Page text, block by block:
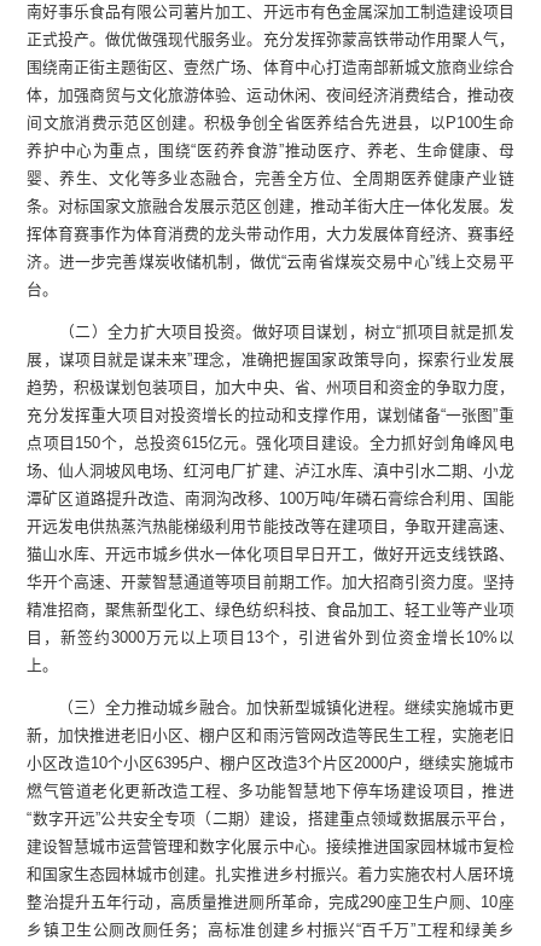
南好事乐食品有限公司薯片加工、开远市有色金属深加工制造建设项目
正式投产。做优做强现代服务业。充分发挥弥蒙高铁带动作用聚人气，
围绕南正街主题街区、壹然广场、体育中心打造南部新城文旅商业综合
体，加强商贸与文化旅游体验、运动休闲、夜间经济消费结合，推动夜
间文旅消费示范区创建。积极争创全省医养结合先进县，以P100生命
养护中心为重点，围绕“医药养食游”推动医疗、养老、生命健康、母
婴、养生、文化等多业态融合，完善全方位、全周期医养健康产业链
条。对标国家文旅融合发展示范区创建，推动羊街大庄一体化发展。发
挥体育赛事作为体育消费的龙头带动作用，大力发展体育经济、赛事经
济。进一步完善煤炭收储机制，做优“云南省煤炭交易中心”线上交易平
台。
（二）全力扩大项目投资。做好项目谋划，树立“抓项目就是抓发
展，谋项目就是谋未来”理念，准确把握国家政策导向，探索行业发展
趋势，积极谋划包装项目，加大中央、省、州项目和资金的争取力度，
充分发挥重大项目对投资增长的拉动和支撑作用，谋划储备“一张图”重
点项目150个，总投资615亿元。强化项目建设。全力抓好剑角峰风电
场、仙人洞坡风电场、红河电厂扩建、泸江水库、滇中引水二期、小龙
潭矿区道路提升改造、南洞沟改移、100万吨/年磷石膏综合利用、国能
开远发电供热蒸汽热能梯级利用节能技改等在建项目，争取开建高速、
猫山水库、开远市城乡供水一体化项目早日开工，做好开远支线铁路、
华开个高速、开蒙智慧通道等项目前期工作。加大招商引资力度。坚持
精准招商，聚焦新型化工、绿色纺织科技、食品加工、轻工业等产业项
目，新签约3000万元以上项目13个，引进省外到位资金增长10%以
上。
（三）全力推动城乡融合。加快新型城镇化进程。继续实施城市更
新，加快推进老旧小区、棚户区和雨污管网改造等民生工程，实施老旧
小区改造10个小区6395户、棚户区改造3个片区2000户，继续实施城市
燃气管道老化更新改造工程、多功能智慧地下停车场建设项目，推进
“数字开远”公共安全专项（二期）建设，搭建重点领域数据展示平台，
建设智慧城市运营管理和数字化展示中心。接续推进国家园林城市复检
和国家生态园林城市创建。扎实推进乡村振兴。着力实施农村人居环境
整治提升五年行动，高质量推进厕所革命，完成290座卫生户厕、10座
乡镇卫生公厕改厕任务；高标准创建乡村振兴“百千万”工程和绿美乡